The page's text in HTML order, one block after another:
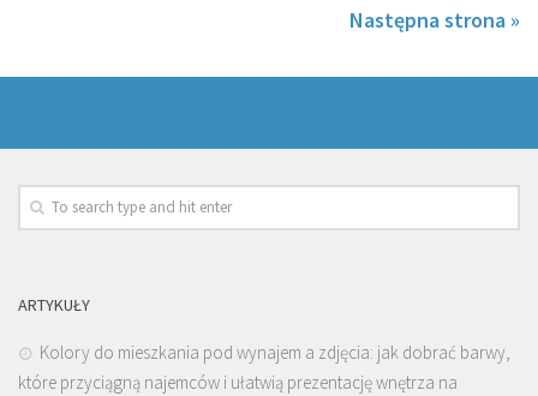
Następna strona »
ARTYKUŁY
Kolory do mieszkania pod wynajem a zdjęcia: jak dobrać barwy,
które przyciągną najemców i ułatwią prezentację wnętrza na